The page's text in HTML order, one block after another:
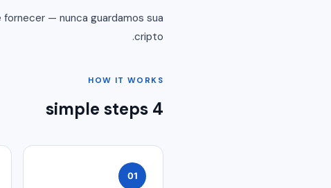
— nunca guardamos sua
cripto.
HOW IT WORKS
4 simple steps
01